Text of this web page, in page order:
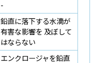
-
鉛直に落下する水滴が
有害な影響を 及ぼして
はならない
エンクロージャを鉛直